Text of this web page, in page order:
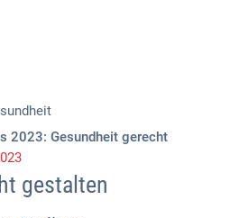
2023: Gesundheit gerecht
gestalten